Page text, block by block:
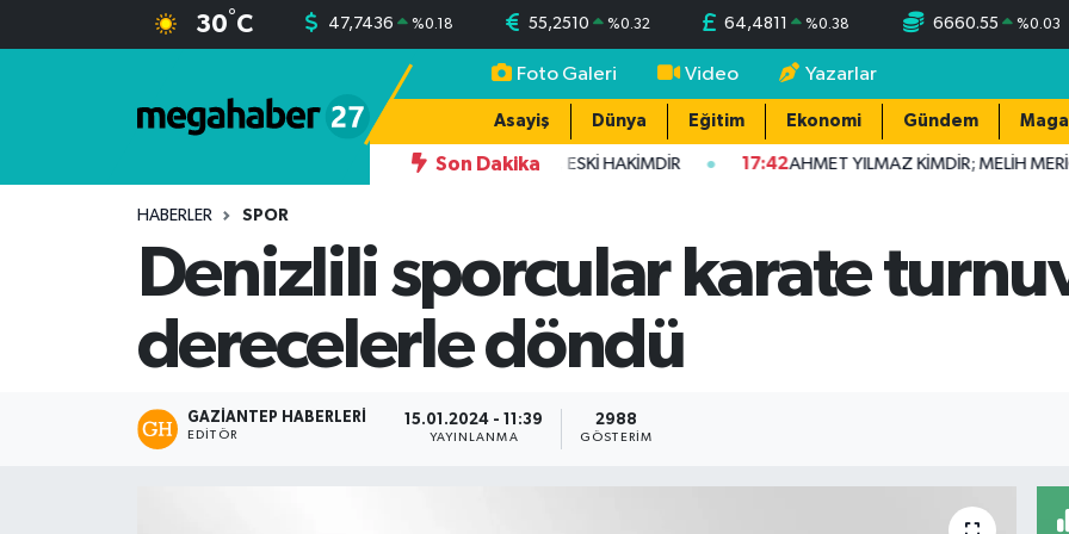
30°C 47,7436 %0.18 55,2510 %0.32 64,4811 %0.38 6660.55 %0.03
Foto Galeri Video Yazarlar
Asayiş Dünya Eğitim Ekonomi Gündem
Son Dakika
AHMET YILMAZ KARKAMIŞLI, ESKİ HAKİMDİR 17:42AHMET YILMAZ KİMDİR; MELİH
HABERLER SPOR
Denizlili sporcular karate
derecelerle döndü
GAZIANTEP HABERLERI
EDITÖR
15.01.2024 - 11:39
YAYINLANMA
2988
GÖSTERIM
Süper Lig Puan Durumu ve Fikstür
Tüm Manşetler
Son Dakika Haberleri